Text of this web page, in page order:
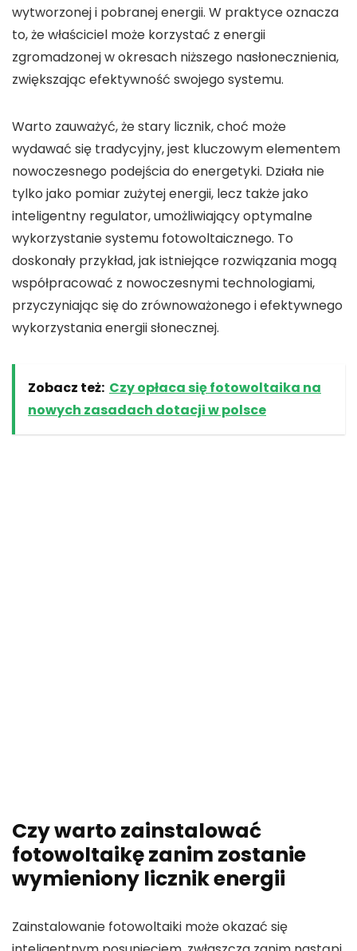
wytworzonej i pobranej energii. W praktyce oznacza
to, że właściciel może korzystać z energii
zgromadzonej w okresach niższego nasłonecznienia,
zwiększając efektywność swojego systemu.
Warto zauważyć, żestary licznik, choć może
wydawać się tradycyjny, jest kluczowym elementem
nowoczesnego podejścia do energetyki. Działa nie
tylko jako pomiar zużytej energii, lecz także jako
inteligentny regulator, umożliwiający optymalne
wykorzystaniesystemu fotowoltaicznego. To
doskonały przykład, jak istniejące rozwiązania mogą
współpracować z nowoczesnymi technologiami,
przyczyniając się do zrównoważonego i efektywnego
wykorzystania energii słonecznej.
Zobacz też: Czy opłaca się fotowoltaika na
nowych zasadach dotacji w polsce
Czy warto zainstalować
fotowoltaikę zanim zostanie
wymieniony licznik energii
Zainstalowanie fotowoltaiki może okazać się